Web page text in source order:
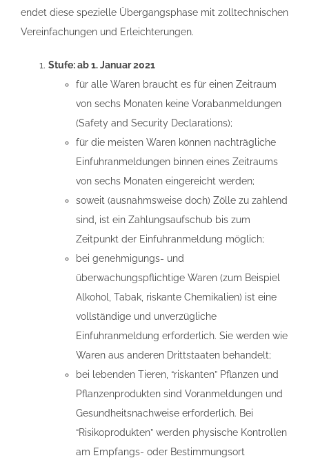
endet diese spezielle Übergangsphase mit zolltechnischen
Vereinfachungen und Erleichterungen.
Stufe: ab 1. Januar 2021
für alle Waren braucht es für einen Zeitraum
von sechs Monaten keine Vorabanmeldungen
(Safety and Security Declarations);
für die meisten Waren können nachträgliche
Einfuhranmeldungen binnen eines Zeitraums
von sechs Monaten eingereicht werden;
soweit (ausnahmsweise doch) Zölle zu zahlend
sind, ist ein Zahlungsaufschub bis zum
Zeitpunkt der Einfuhranmeldung möglich;
bei genehmigungs- und
überwachungspflichtige Waren (zum Beispiel
Alkohol, Tabak, riskante Chemikalien) ist eine
vollständige und unverzügliche
Einfuhranmeldung erforderlich. Sie werden wie
Waren aus anderen Drittstaaten behandelt;
bei lebenden Tieren, “riskanten” Pflanzen und
Pflanzenprodukten sind Voranmeldungen und
Gesundheitsnachweise erforderlich. Bei
“Risikoprodukten” werden physische Kontrollen
am Empfangs- oder Bestimmungsort